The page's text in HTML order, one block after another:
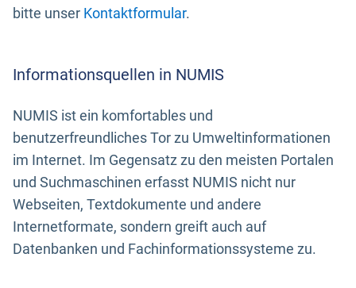
bitte unser Kontaktformular.
Informationsquellen in NUMIS
NUMIS ist ein komfortables und
benutzerfreundliches Tor zu Umweltinformationen
im Internet. Im Gegensatz zu den meisten Portalen
und Suchmaschinen erfasst NUMIS nicht nur
Webseiten, Textdokumente und andere
Internetformate, sondern greift auch auf
Datenbanken und Fachinformationssysteme zu.